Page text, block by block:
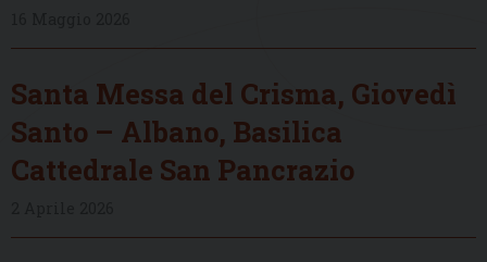
Santa Messa del Crisma, Giovedì
Santo – Albano, Basilica
Cattedrale San Pancrazio